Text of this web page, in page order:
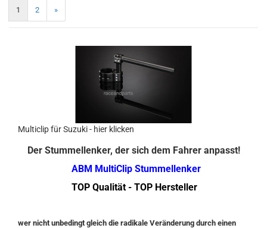
1 2 »
Multiclip für Suzuki - hier klicken
Der Stummellenker, der sich dem Fahrer anpasst!
ABM MultiClip Stummellenker
TOP Qualität - TOP Hersteller
wer nicht unbedingt gleich die radikale Veränderung durch einen